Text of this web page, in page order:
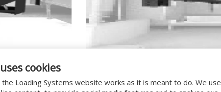
cookies
the Loading Systems website works as it is meant to do. We use